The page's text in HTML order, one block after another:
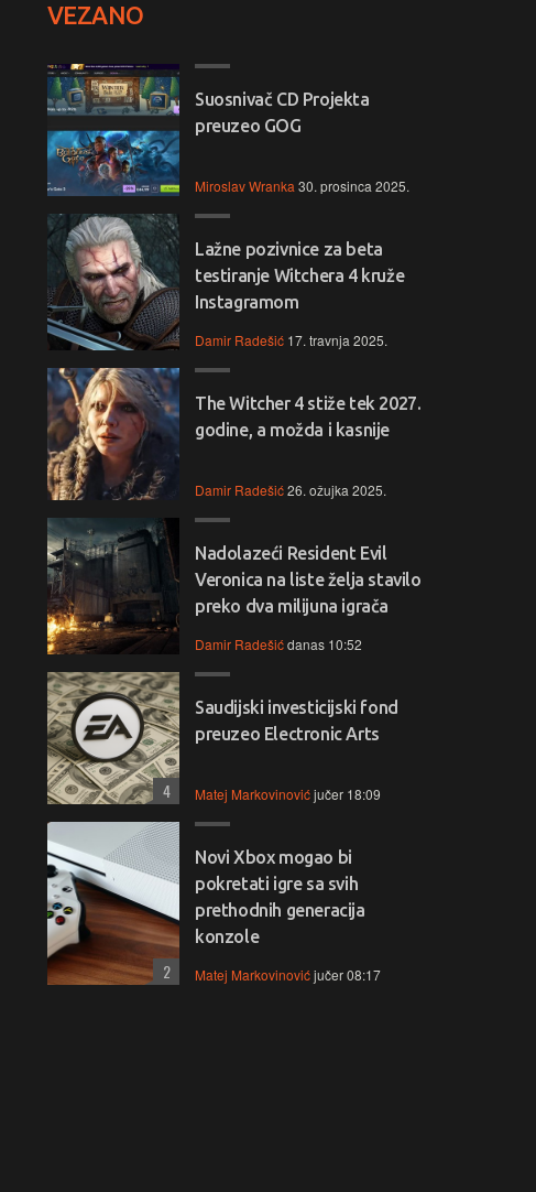
🎯⚡ Snažan, brz i moderan,
Lenovo IdeaPad Slim 3 nudi
vrhunske performanse za
produktivnost, multitasking i
rad bez zastoja.
2‑in‑1 snaga, elegancija i
vrhunske performanse za
uživanje bez kompromisa!
VEZANO
Suosnivač CD Projekta
preuzeo GOG
Miroslav Wranka 30. prosinca 2025.
Lažne pozivnice za beta
testiranje Witchera 4 kruže
Instagramom
Damir Radešić 17. travnja 2025.
The Witcher 4 stiže tek 2027.
godine, a možda i kasnije
Damir Radešić26. ožujka 2025.
Nadolazeći Resident Evil
Veronica na liste želja stavilo
preko dva milijuna igrača
Damir Radešićdanas 10:52
Saudijski investicijski fond
preuzeo Electronic Arts
Matej Markovinovićjučer 18:09
4
Novi Xbox mogao bi
pokretati igre sa svih
prethodnih generacija
konzole
Matej Markovinovićjučer 08:17
2